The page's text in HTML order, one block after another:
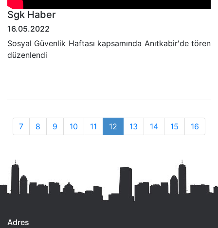
Sgk Haber
16.05.2022
Sosyal Güvenlik Haftası kapsamında Anıtkabir'de tören
düzenlendi
7 8 9 10 11 12 13 14 15 16
Adres